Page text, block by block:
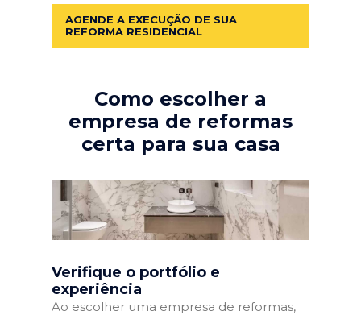
AGENDE A EXECUÇÃO DE SUA
REFORMA RESIDENCIAL
Como escolher a
empresa de reformas
certa para sua casa
Verifique o portfólio e
experiência
Ao escolher uma empresa de reformas,